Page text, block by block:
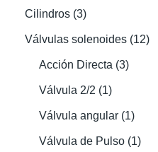
Cilindros (3)
Válvulas solenoides (12)
Acción Directa (3)
Válvula 2/2 (1)
Válvula angular (1)
Válvula de Pulso (1)